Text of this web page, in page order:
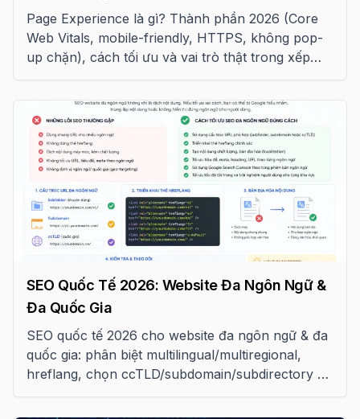
Page Experience là gì? Thành phần 2026 (Core
Web Vitals, mobile-friendly, HTTPS, không pop-
up chặn), cách tối ưu và vai trò thật trong xếp
SEO Quốc Tế 2026: Website Đa Ngôn Ngữ &
Đa Quốc Gia
SEO quốc tế 2026 cho website đa ngôn ngữ & đa
quốc gia: phân biệt multilingual/multiregional,
hreflang, chọn ccTLD/subdomain/subdirectory và